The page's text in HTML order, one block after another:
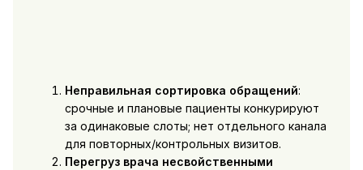
Неправильная сортировка обращений:
срочные и плановые пациенты конкурируют
за одинаковые слоты; нет отдельного канала
для повторных/контрольных визитов.
Перегруз врача несвойственными